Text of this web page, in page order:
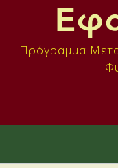
Πρόγραμμα